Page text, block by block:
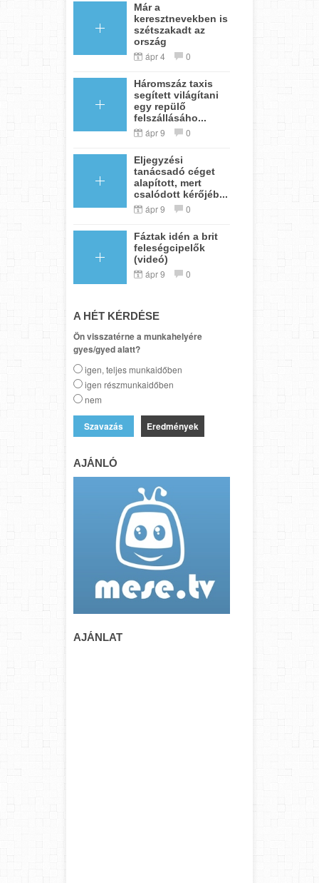
Már a
keresztnevekben is
szétszakadt az
ország
ápr 4 0
Háromszáz taxis
segített világítani
egy repülő
felszállásáho...
ápr 9 0
Eljegyzési
tanácsadó céget
alapított, mert
csalódott kérőjéb...
ápr 9 0
Fáztak idén a brit
feleségcipelők
(videó)
ápr 9 0
A HÉT KÉRDÉSE
Ön visszatérne a munkahelyére
gyes/gyed alatt?
igen, teljes munkaidőben
igen részmunkaidőben
nem
Eredmények
AJÁNLÓ
AJÁNLAT